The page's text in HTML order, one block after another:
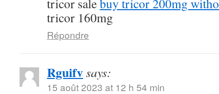
tricor salebuy tricor 200mg
tricor 160mg
Répondre
Rguifvsays:
15 août 2023 at 12 h 54 min